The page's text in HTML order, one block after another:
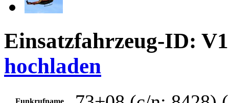
Einsatzfahrzeug-ID:
hochladen
Funkrufname